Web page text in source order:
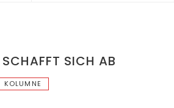
SICH AB
KOLUMNE